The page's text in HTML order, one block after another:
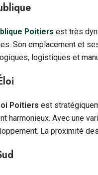
Poitiers est très
Son emplacement et
logistiques et
Poitiers est
harmonieux. Avec une
La proximité